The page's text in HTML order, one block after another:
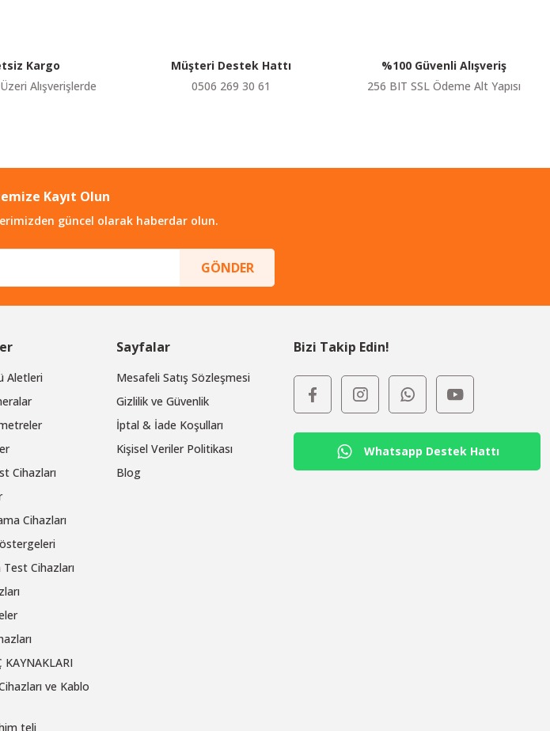
Gönder
Kargo
Alışverişlerde
Müşteri Destek Hattı
0506 269 30 61
%100 Güvenli Alışveriş
256 BIT SSL Ödeme Alt Yapısı
Kayıt Olun
güncel olarak haberdar olun.
GÖNDER
Aletleri
Cihazları
Cihazları
Cihazları
KAYNAKLARI
ve Kablo
teli
Sayfalar
Mesafeli Satış Sözleşmesi
Gizlilik ve Güvenlik
İptal & İade Koşulları
Kişisel Veriler Politikası
Blog
Bizi Takip Edin!
Whatsapp Destek Hattı